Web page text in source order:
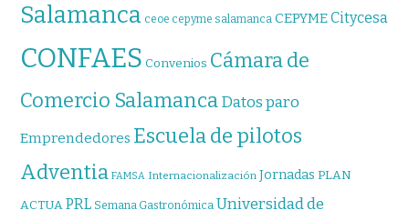
Salamanca ceoe cepyme salamanca CEPYMECitycesa
CONFAES Convenios Cámara de
Comercio SalamancaDatos paro
Emprendedores Escuela de pilotos
Adventia FAMSA Internacionalización Jornadas PLAN
ACTUA PRL Semana Gastronómica Universidad de